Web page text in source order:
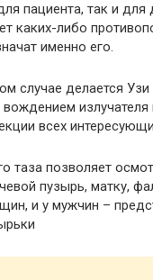
пациента, так и для
каких-либо
именно его.
случае делается
излучателя
всех
таза позволяет
пузырь, матку,
и у мужчин –